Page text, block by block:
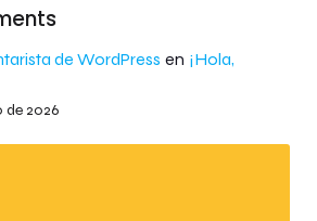
de WordPress en ¡Hola,
de 2026